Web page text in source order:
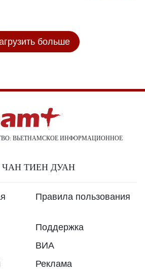
больше
ВЬЕТНАМСКОЕ ИНФОРМАЦИОННОЕ
ЧАН ТИЕН ДУАН
Правила пользования
Поддержка
ВИА
Реклама